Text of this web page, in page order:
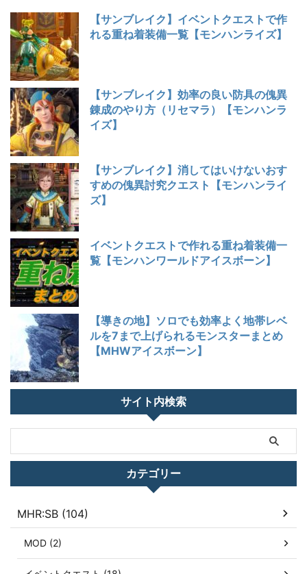
【サンブレイク】イベントクエストで作
れる重ね着装備一覧【モンハンライズ】
【サンブレイク】効率の良い防具の傀異
錬成のやり方（リセマラ）【モンハンラ
イズ】
【サンブレイク】消してはいけないおす
すめの傀異討究クエスト【モンハンライ
ズ】
イベントクエストで作れる重ね着装備一
覧【モンハンワールドアイスボーン】
【導きの地】ソロでも効率よく地帯レベ
ルを7まで上げられるモンスターまとめ
【MHWアイスボーン】
サイト内検索
カテゴリー
MHR:SB (104)
MOD (2)